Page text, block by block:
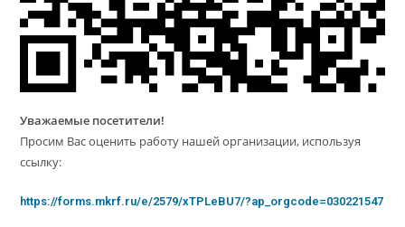
Уважаемые посетители!
Просим Вас оценить работу нашей организации, используя
ссылку:
https://forms.mkrf.ru/e/2579/xTPLeBU7/?ap_orgcode=030221547